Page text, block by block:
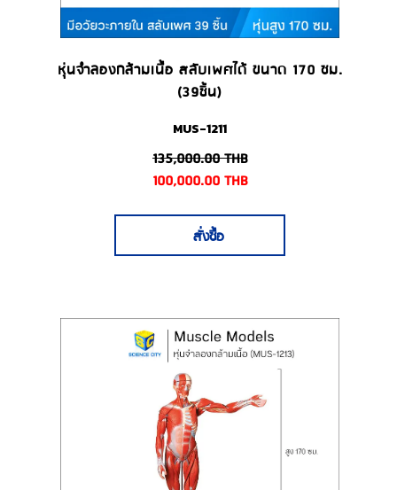
หุ่นจำลองกล้ามเนื้อ สลับเพศได้ ขนาด 170 ซม.
(39ชิ้น)
MUS-1211
135,000.00THB
100,000.00THB
สั่งซื้อ